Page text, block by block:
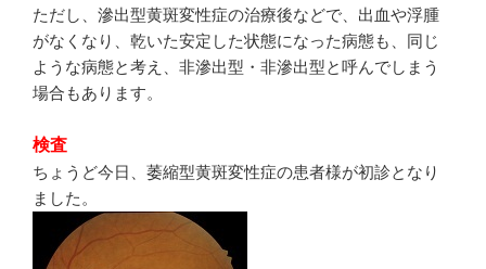
ただし、滲出型黄斑変性症の治療後などで、出血や浮腫
がなくなり、乾いた安定した状態になった病態も、同じ
ような病態と考え、非滲出型・非滲出型と呼んでしまう
場合もあります。
検査
ちょうど今日、萎縮型黄斑変性症の患者様が初診となり
ました。